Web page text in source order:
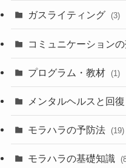
ガスライティング (3)
コミュニケーション
プログラム・教材 (1)
メンタルヘルスと回復
モラハラの予防法 (19)
モラハラの基礎知識